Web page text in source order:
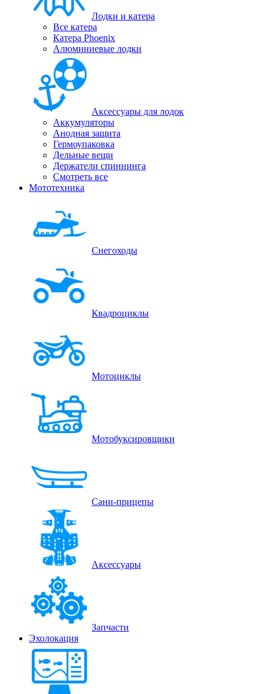
Лодки и катера
Все катера
Катера Phoenix
Алюминиевые лодки
Аксессуары для лодок
Аккумуляторы
Анодная защита
Гермоупаковка
Дельные вещи
Держатели спиннинга
Смотреть все
Мототехника
Снегоходы
Квадроциклы
Мотоциклы
Мотобуксировщики
Сани-прицепы
Аксессуары
Запчасти
Эхолокация